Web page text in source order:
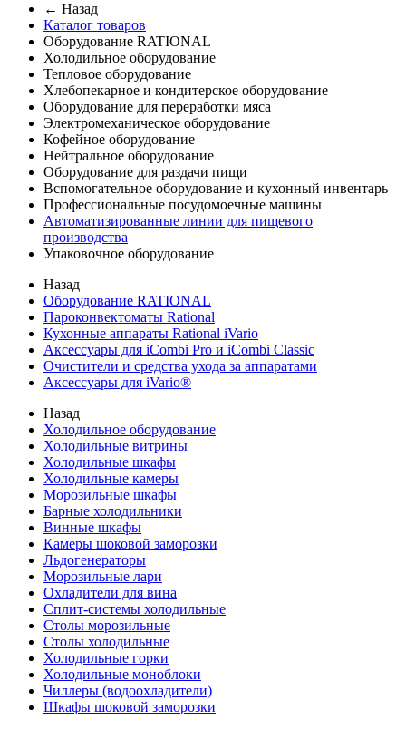
← Назад
Каталог товаров
Оборудование RATIONAL
Холодильное оборудование
Тепловое оборудование
Хлебопекарное и кондитерское оборудование
Оборудование для переработки мяса
Электромеханическое оборудование
Кофейное оборудование
Нейтральное оборудование
Оборудование для раздачи пищи
Вспомогательное оборудование и кухонный инвентарь
Профессиональные посудомоечные машины
Автоматизированные линии для пищевого
производства
Упаковочное оборудование
Назад
Оборудование RATIONAL
Пароконвектоматы Rational
Кухонные аппараты Rational iVario
Аксессуары для iCombi Pro и iCombi Classic
Очистители и средства ухода за аппаратами
Аксессуары для iVario®
Назад
Холодильное оборудование
Холодильные витрины
Холодильные шкафы
Холодильные камеры
Морозильные шкафы
Барные холодильники
Винные шкафы
Камеры шоковой заморозки
Льдогенераторы
Морозильные лари
Охладители для вина
Сплит-системы холодильные
Столы морозильные
Столы холодильные
Холодильные горки
Холодильные моноблоки
Чиллеры (водоохладители)
Шкафы шоковой заморозки